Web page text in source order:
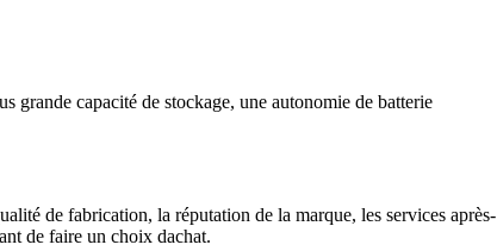
grande capacité de stockage, une autonomie de batterie
de fabrication, la réputation de la marque, les services après-
de faire un choix dachat.